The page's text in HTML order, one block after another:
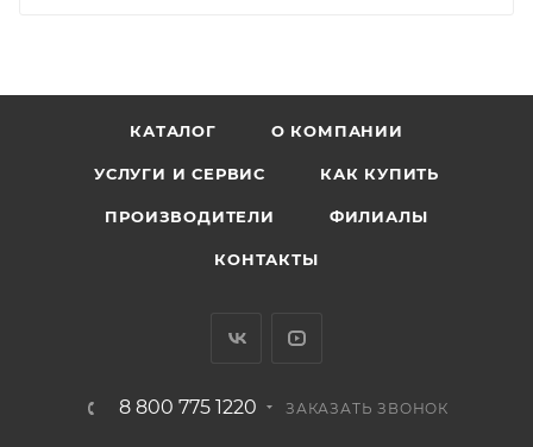
КАТАЛОГ О КОМПАНИИ
УСЛУГИ И СЕРВИС КАК КУПИТЬ
ПРОИЗВОДИТЕЛИ ФИЛИАЛЫ
КОНТАКТЫ
8 800 775 1220 ЗАКАЗАТЬ ЗВОНОК